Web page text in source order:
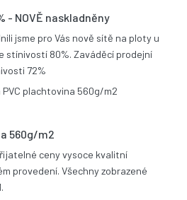
- NOVĚ naskladněny
jsme pro Vás nově sítě na ploty u
stínivostí 80%. Zaváděcí prodejní
72%
560g/m2
ceny vysoce kvalitní
provedení. Všechny zobrazené